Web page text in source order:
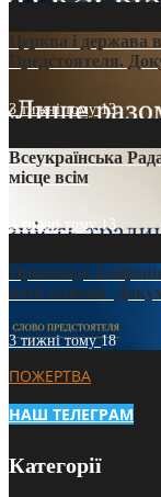
Церква і держава
Предстоятеля.
3 тижні тому13
Всеукраїнська
місце всім
3 тижні тому13
Проповідь
його амвона.
3 тижні тому18
ПОЖЕРТВА
НАШ ТЕЛЕГРАМ
Категорії